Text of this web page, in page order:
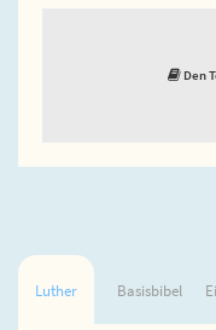
Den
Luther Basisbibel